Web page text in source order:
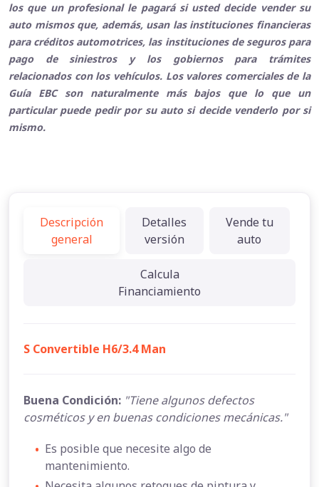
los que un profesional le pagará si usted decide vender su
auto mismos que, además, usan las instituciones financieras
para créditos automotrices, las instituciones de seguros para
pago de siniestros y los gobiernos para trámites
relacionados con los vehículos. Los valores comerciales de la
Guía EBC son naturalmente más bajos que lo que un
particular puede pedir por su auto si decide venderlo por si
mismo.
Descripción
general
Detalles
versión
Vende tu
auto
Calcula
Financiamiento
S Convertible H6/3.4 Man
Buena Condición: "Tiene algunos defectos
cosméticos y en buenas condiciones mecánicas."
• Es posible que necesite algo de
mantenimiento.